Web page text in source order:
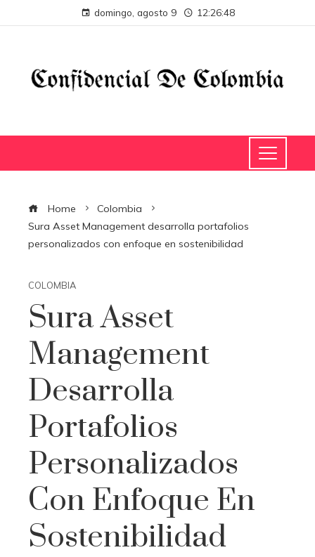
domingo, agosto 9 12:26:49
Home
Colombia
Sura Asset Management desarrolla portafolios
personalizados con enfoque en sostenibilidad
COLOMBIA
Sura Asset
Management
Desarrolla
Portafolios
Personalizados
Con Enfoque En
Sostenibilidad